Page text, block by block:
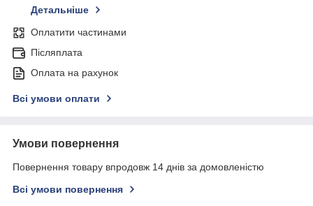
Детальніше
Оплатити частинами
Післяплата
Оплата на рахунок
Всі умови оплати
Умови повернення
Повернення товару впродовж 14 днів за домовленістю
Всі умови повернення